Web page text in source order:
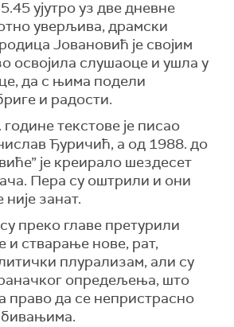
ујутроуз две дневне
уверљива, драмски
Јовановић је својим
освојила слушаоце и ушла у
да с њима подели
и радости.
текстове је писао
Ђуричић, а од 1988. до
је креирало шездесет
Пера су оштрили и они
занат.
преко главе претурили
и стварање нове, рат,
плурализам, али су
опредељења, што
право да се непристрасно